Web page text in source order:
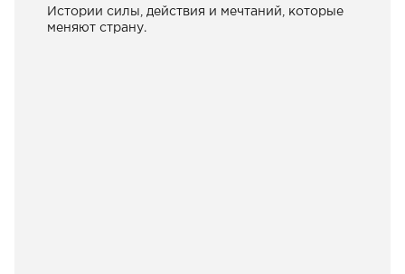
Истории силы, действия и мечтаний, которые
меняют страну.